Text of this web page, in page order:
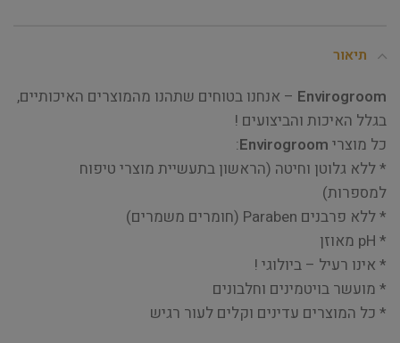
תיאור
Envirogroom – אנחנו בטוחים שתהנו מהמוצרים האיכותיים,
בגלל האיכות והביצועים !
כל מוצרי Envirogroom
:
* ללא גלוטן וחיטה (הראשון בתעשיית מוצרי טיפוח
למספרות)
* ללא פרבנים Paraben (חומרים משמרים)
* pH מאוזן
* אינו רעיל – ביולוגי !
* מועשר בויטמינים וחלבונים
* כל המוצרים עדינים וקלים לעור רגיש